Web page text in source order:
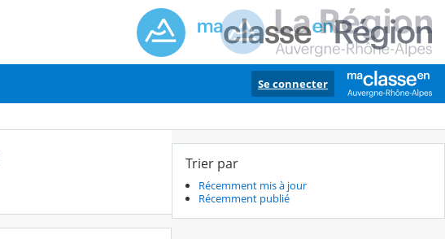
Se connecter
Trier par
Récemment mis à jour
Récemment publié